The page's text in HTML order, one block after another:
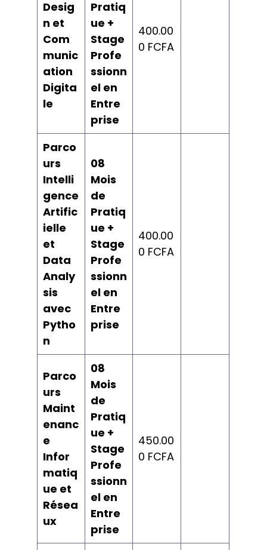
Desig
n et
Com
munic
ation
Digita
le
Pratiq
ue +
Stage
Profe
ssionn
el en
Entre
prise
400.00
0 FCFA
Parco
urs
Intelli
gence
Artific
ielle
et
Data
Analy
sis
avec
Pytho
n
08
Mois
de
Pratiq
ue +
Stage
Profe
ssionn
el en
Entre
prise
400.00
0 FCFA
Parco
urs
Maint
enanc
e
Infor
matiq
ue et
Résea
ux
08
Mois
de
Pratiq
ue +
Stage
Profe
ssionn
el en
Entre
prise
450.00
0 FCFA